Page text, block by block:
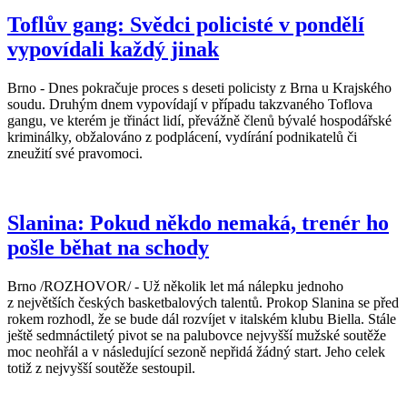
Toflův gang: Svědci policisté v pondělí
vypovídali každý jinak
Brno - Dnes pokračuje proces s deseti policisty z Brna u Krajského
soudu. Druhým dnem vypovídají v případu takzvaného Toflova
gangu, ve kterém je třináct lidí, převážně členů bývalé hospodářské
kriminálky, obžalováno z podplácení, vydírání podnikatelů či
zneužití své pravomoci.
Slanina: Pokud někdo nemaká, trenér ho
pošle běhat na schody
Brno /ROZHOVOR/ - Už několik let má nálepku jednoho
z největších českých basketbalových talentů. Prokop Slanina se před
rokem rozhodl, že se bude dál rozvíjet v italském klubu Biella. Stále
ještě sedmnáctiletý pivot se na palubovce nejvyšší mužské soutěže
moc neohřál a v následující sezoně nepřidá žádný start. Jeho celek
totiž z nejvyšší soutěže sestoupil.